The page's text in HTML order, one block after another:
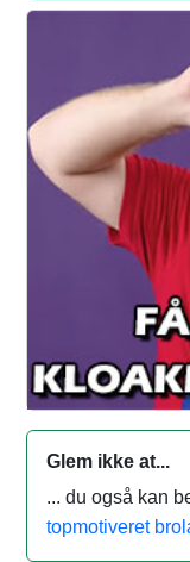
Glem ikke at...
... du også kan
topmotiveret